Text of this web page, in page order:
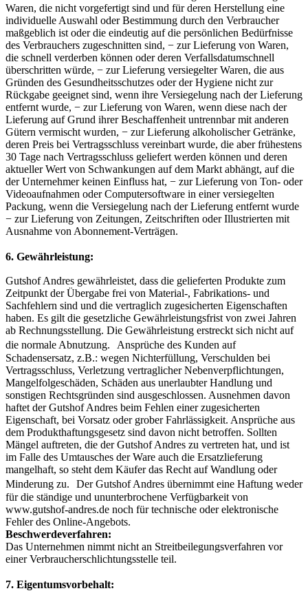
Waren, die nicht vorgefertigt sind und für deren Herstellung eine
individuelle Auswahl oder Bestimmung durch den Verbraucher
maßgeblich ist oder die eindeutig auf die persönlichen Bedürfnisse
des Verbrauchers zugeschnitten sind, − zur Lieferung von Waren,
die schnell verderben können oder deren Verfallsdatumschnell
überschritten würde, − zur Lieferung versiegelter Waren, die aus
Gründen des Gesundheitsschutzes oder der Hygiene nicht zur
Rückgabe geeignet sind, wenn ihre Versiegelung nach der Lieferung
entfernt wurde, − zur Lieferung von Waren, wenn diese nach der
Lieferung auf Grund ihrer Beschaffenheit untrennbar mit anderen
Gütern vermischt wurden, − zur Lieferung alkoholischer Getränke,
deren Preis bei Vertragsschluss vereinbart wurde, die aber frühestens
30 Tage nach Vertragsschluss geliefert werden können und deren
aktueller Wert von Schwankungen auf dem Markt abhängt, auf die
der Unternehmer keinen Einfluss hat, − zur Lieferung von Ton- oder
Videoaufnahmen oder Computersoftware in einer versiegelten
Packung, wenn die Versiegelung nach der Lieferung entfernt wurde
− zur Lieferung von Zeitungen, Zeitschriften oder Illustrierten mit
Ausnahme von Abonnement-Verträgen.
6. Gewährleistung:
Gutshof Andres gewährleistet, dass die gelieferten Produkte zum
Zeitpunkt der Übergabe frei von Material-, Fabrikations- und
Sachfehlern sind und die vertraglich zugesicherten Eigenschaften
haben. Es gilt die gesetzliche Gewährleistungsfrist von zwei Jahren
ab Rechnungsstellung. Die Gewährleistung erstreckt sich nicht auf
die normale Abnutzung. Ansprüche des Kunden auf
Schadensersatz, z.B.: wegen Nichterfüllung, Verschulden bei
Vertragsschluss, Verletzung vertraglicher Nebenverpflichtungen,
Mangelfolgeschäden, Schäden aus unerlaubter Handlung und
sonstigen Rechtsgründen sind ausgeschlossen. Ausnehmen davon
haftet der Gutshof Andres beim Fehlen einer zugesicherten
Eigenschaft, bei Vorsatz oder grober Fahrlässigkeit. Ansprüche aus
dem Produkthaftungsgesetz sind davon nicht betroffen. Sollten
Mängel auftreten, die der Gutshof Andres zu vertreten hat, und ist
im Falle des Umtausches der Ware auch die Ersatzlieferung
mangelhaft, so steht dem Käufer das Recht auf Wandlung oder
Minderung zu. Der Gutshof Andres übernimmt eine Haftung weder
für die ständige und ununterbrochene Verfügbarkeit von
www.gutshof-andres.de noch für technische oder elektronische
Fehler des Online-Angebots.
Beschwerdeverfahren:
Das Unternehmen nimmt nicht an Streitbeilegungsverfahren vor
einer Verbraucherschlichtungsstelle teil.
7. Eigentumsvorbehalt: